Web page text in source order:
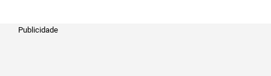
Publicidade